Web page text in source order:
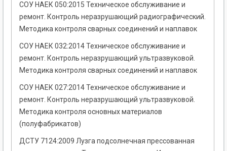
СОУ НАЕК 050:2015 Техническое обслуживание и
ремонт. Контроль неразрушающий радиографический.
Методика контроля сварных соединений и наплавок
СОУ НАЕК 032:2014 Техническое обслуживание и
ремонт. Контроль неразрушающий ультразвуковой.
Методика контроля сварных соединений и наплавок
СОУ НАЕК 027:2014 Техническое обслуживание и
ремонт. Контроль неразрушающий ультразвуковой.
Методика контроля основных материалов
(полуфабрикатов)
ДСТУ 7124:2009 Лузга подсолнечная прессованная